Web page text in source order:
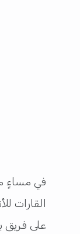
في مساءٍ
على فريق